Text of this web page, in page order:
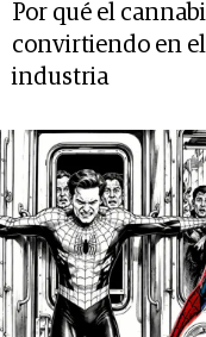
Por qué el
convirtiendo en
industria